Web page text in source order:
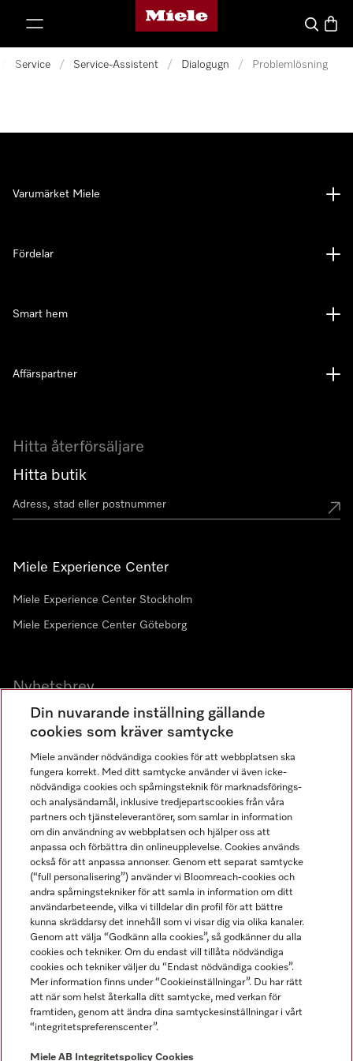
Mieles hemsida
Sök
Service / Service-Assistent / Dialogugn / Problemlösning
Hitta återförsäljare
Hitta butik
Miele Experience Center
Miele Experience Center Stockholm
Miele Experience Center Göteborg
Nyhetsbrev
Gå med i vår gemenskap
Varumärket Miele
Fördelar
Smart hem
Affärspartner
Miele AB
Allmänna villkor
Användarvillkor
Miele tillgänglighetsförklaring
Lagen om digitala tjänster
Miele på LinkedIn
Miele på Facebook
Miele på Instagram
Miele på Youtube
Din nuvarande inställning gällande
cookies som kräver samtycke
Miele använder nödvändiga cookies för att webbplatsen ska
fungera korrekt. Med ditt samtycke använder vi även icke-
nödvändiga cookies och spårningsteknik för marknadsförings-
och analysändamål, inklusive tredjepartscookies från våra
partners och tjänsteleverantörer, som samlar in information
om din användning av webbplatsen och hjälper oss att
anpassa och förbättra din onlineupplevelse. Cookies används
också för att anpassa annonser. Genom ett separat samtycke
(“full personalisering”) använder vi Bloomreach-cookies och
andra spårningstekniker för att samla in information om ditt
användarbeteende, vilka vi tilldelar din profil för att bättre
kunna skräddarsy det innehåll som vi visar dig via olika kanaler.
Genom att välja “Godkänn alla cookies”, så godkänner du alla
cookies och tekniker. Om du endast vill tillåta nödvändiga
cookies och tekniker väljer du “Endast nödvändiga cookies”.
Mer information finns under “Cookieinställningar”. Du har rätt
att när som helst återkalla ditt samtycke, med verkan för
framtiden, genom att ändra dina samtyckesinställningar i vårt
“integritetspreferenscenter”.
Miele AB Integritetspolicy Cookies